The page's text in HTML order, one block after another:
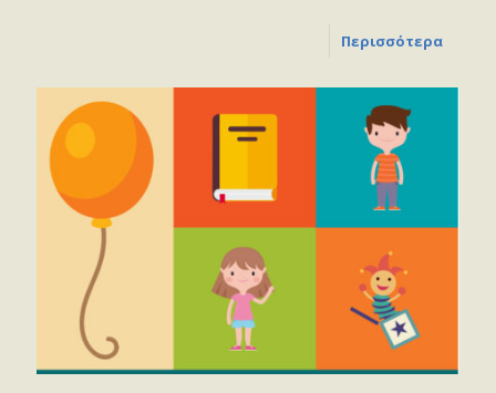
Περισσότερα